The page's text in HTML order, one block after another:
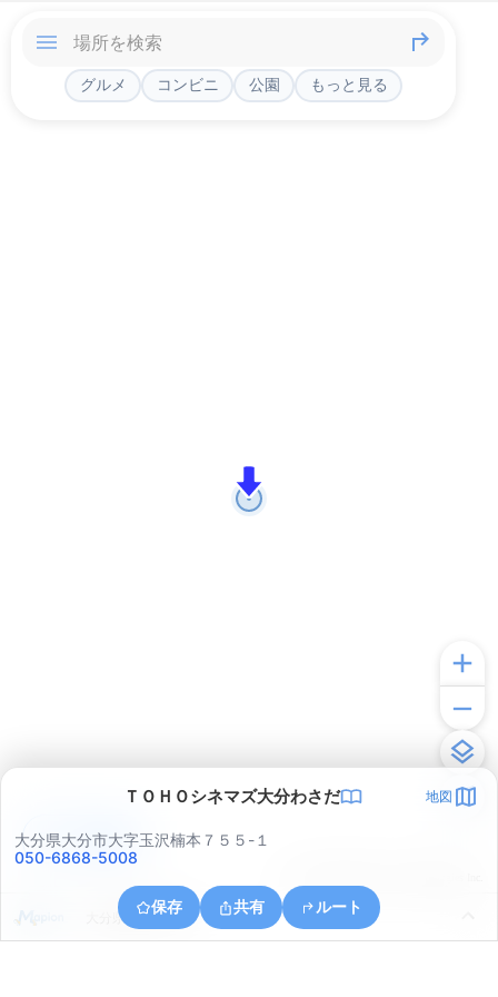
グルメ コンビニ 公園 もっと見る
ＴＯＨＯシネマズ大分わさだ 地図
大分県大分市大字玉沢楠本７５５-１
050-6868-5008
保存 共有 ルート
大分県大分市口戸
アプリで見る